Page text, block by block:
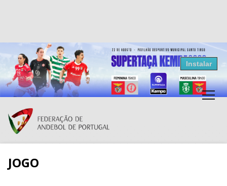
Resultados Andebol
Federação de Andebol de Portugal
Grátis - Disponivel na Play Store
Instalar
JOGO